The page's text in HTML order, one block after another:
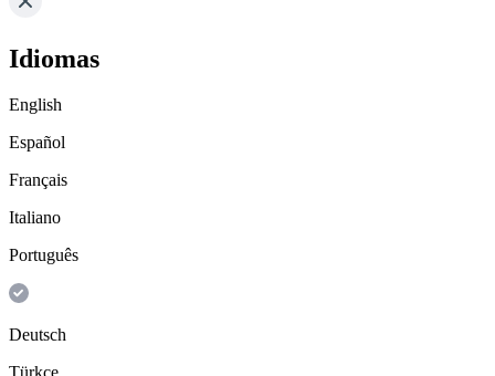
Idiomas
English
Español
Français
Italiano
Português
Deutsch